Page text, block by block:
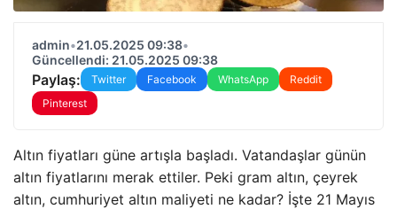
admin•21.05.2025 09:38•
Güncellendi: 21.05.2025 09:38
Paylaş: Twitter Facebook WhatsApp
Reddit
Pinterest
Altın fiyatları güne artışla başladı. Vatandaşlar günün
altın fiyatlarını merak ettiler. Peki gram altın, çeyrek
altın, cumhuriyet altın maliyeti ne kadar? İşte 21 Mayıs